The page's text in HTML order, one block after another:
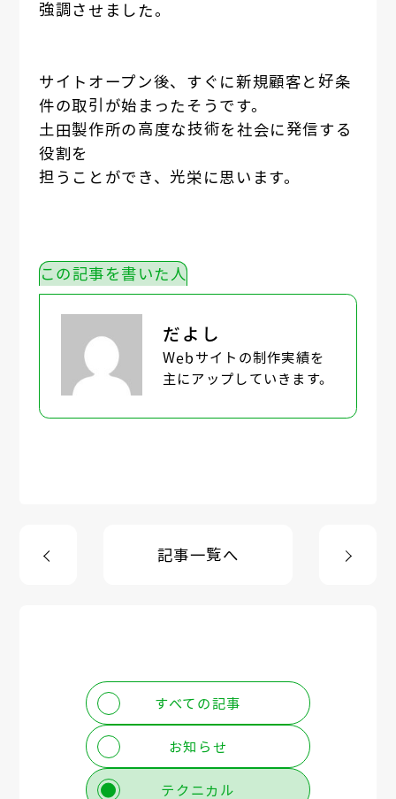
すべての記事
お知らせ
テクニカル
強調させました。
サイトオープン後、すぐに新規顧客と好条
件の取引が始まったそうです。
土田製作所の高度な技術を社会に発信する
役割を
担うことができ、光栄に思います。
この記事を書いた人
だよし
Webサイトの制作実績を
主にアップしていきます。
記事一覧へ